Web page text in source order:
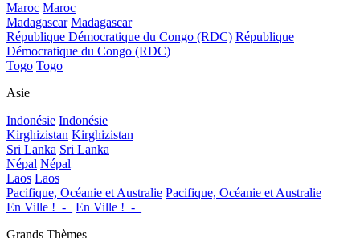
Maroc Maroc
Madagascar Madagascar
République Démocratique du Congo (RDC) République
Démocratique du Congo (RDC)
Togo Togo
Asie
Indonésie Indonésie
Kirghizistan Kirghizistan
Sri Lanka Sri Lanka
Népal Népal
Laos Laos
Pacifique, Océanie et Australie Pacifique, Océanie et Australie
En Ville !_-_
En Ville !_-_
Grands Thèmes